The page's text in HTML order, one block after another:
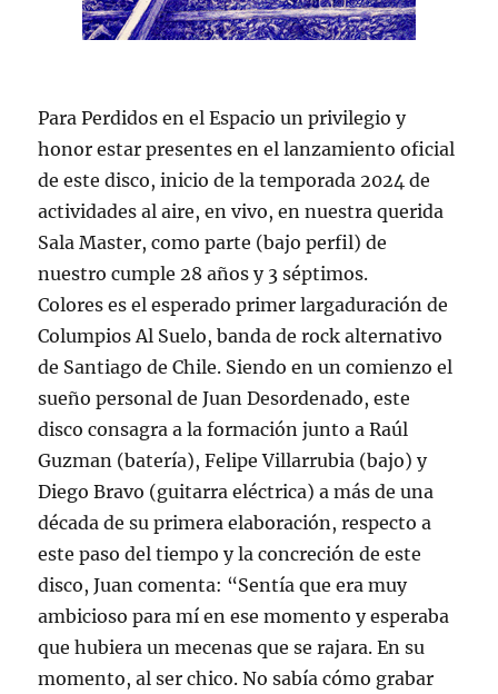
Para Perdidos en el Espacio un privilegio y
honor estar presentes en el lanzamiento oficial
de este disco, inicio de la temporada 2024 de
actividades al aire, en vivo, en nuestra querida
Sala Master, como parte (bajo perfil) de
nuestro cumple 28 años y 3 séptimos.
Colores es el esperado primer largaduración de
Columpios Al Suelo, banda de rock alternativo
de Santiago de Chile. Siendo en un comienzo el
sueño personal de Juan Desordenado, este
disco consagra a la formación junto a Raúl
Guzman (batería), Felipe Villarrubia (bajo) y
Diego Bravo (guitarra eléctrica) a más de una
década de su primera elaboración, respecto a
este paso del tiempo y la concreción de este
disco, Juan comenta: “Sentía que era muy
ambicioso para mí en ese momento y esperaba
que hubiera un mecenas que se rajara. En su
momento, al ser chico. No sabía cómo grabar